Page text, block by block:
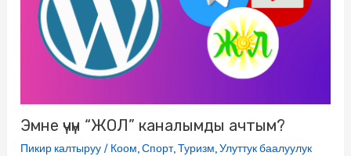
k
i
Эмне үчүн “ЖОЛ” каналымды ачтым?
Пикир калтыруу / Коом,Спорт,Туризм,Улуттук баалуулук